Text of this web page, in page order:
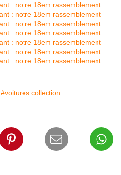
#voitures collection